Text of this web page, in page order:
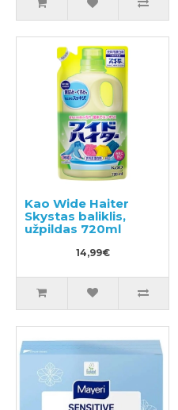
Kao Wide Haiter
Skystas baliklis,
užpildas 720ml
14,99€